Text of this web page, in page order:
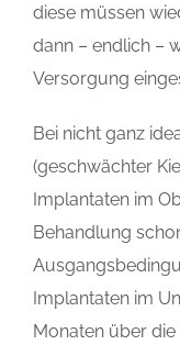
diese müssen
dann – endlich –
Versorgung
Bei nicht ganz
(geschwächter
Implantaten im
Behandlung
Implantaten im
Monaten über